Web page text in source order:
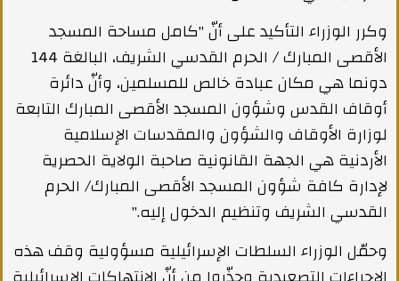
وكرر الوزراء التأكيد على أنّ "كامل مساحة المسجد
الأقصى المبارك / الحرم القدسي الشريف، البالغة 144
دونما هي مكان عبادة خالص للمسلمين، وأنّ دائرة
أوقاف القدس وشؤون المسجد الأقصى المبارك التابعة
لوزارة الأوقاف والشؤون والمقدسات الإسلامية
الأردنية هي الجهة القانونية صاحبة الولاية الحصرية
لإدارة كافة شؤون المسجد الأقصى المبارك/ الحرم
القدسي الشريف وتنظيم الدخول إليه."
وحمّل الوزراء السلطات الإسرائيلية مسؤولية وقف هذه